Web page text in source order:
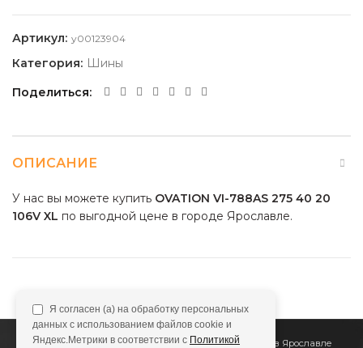
Артикул: y00123904
Категория: Шины
Поделиться
ОПИСАНИЕ
У нас вы можете купить OVATION VI-788AS 275 40 20
106V XL по выгодной цене в городе Ярославле.
2011Все Колёса Интернет-магазин шин и дисков в Ярославле
Я согласен (а) на обработку персональных
данных с использованием файлов cookie и
Яндекс.Метрики в соответствии с Политикой